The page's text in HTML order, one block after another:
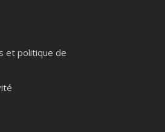
et politique de